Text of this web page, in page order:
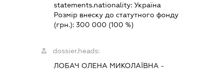
statements.nationality: Україна
Розмір внеску до статутного фонду
(грн.): 300 000 (100 %)
dossier.heads:
ЛОБАЧ ОЛЕНА МИКОЛАЇВНА -